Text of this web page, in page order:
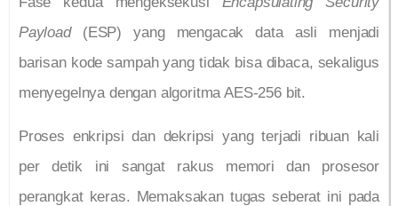
Payload(ESP) yang mengacak data asli menjadi
barisan kode sampah yang tidak bisa dibaca, sekaligus
menyegelnya dengan algoritma AES-256 bit.
Proses enkripsi dan dekripsi yang terjadi ribuan kali
per detik ini sangat rakus memori dan prosesor
perangkat keras. Memaksakan tugas seberat ini pada